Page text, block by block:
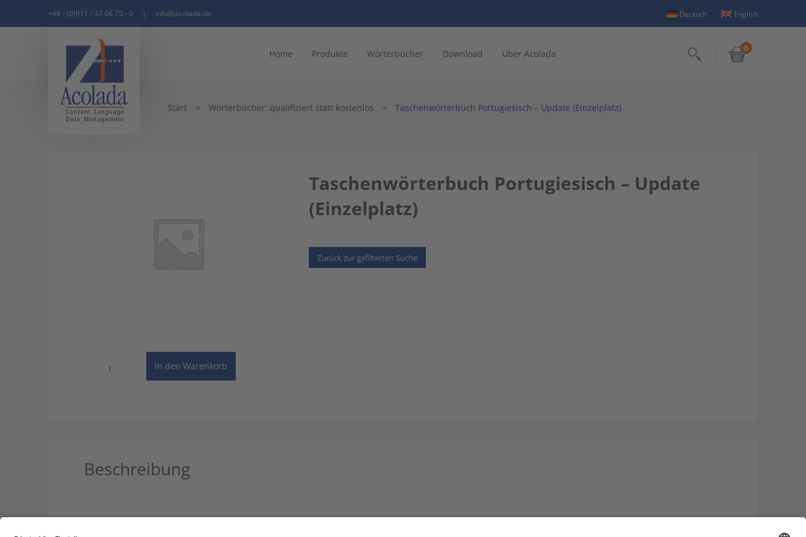
+49 - (0)911 / 37 66 75 - 0 | info@acolada.de Deutsch English
Home Produkte Wörterbücher Download Über Acolada Suchen
0
Start > Wörterbücher: qualifiziert statt kostenlos > Taschenwörterbuch Portugiesisch – Update (Einzelplatz)
Taschenwörterbuch Portugiesisch – Update
(Einzelplatz)
Zurück zur gefilterten Suche
Portugiesisch
In den Warenkorb
Beschreibung